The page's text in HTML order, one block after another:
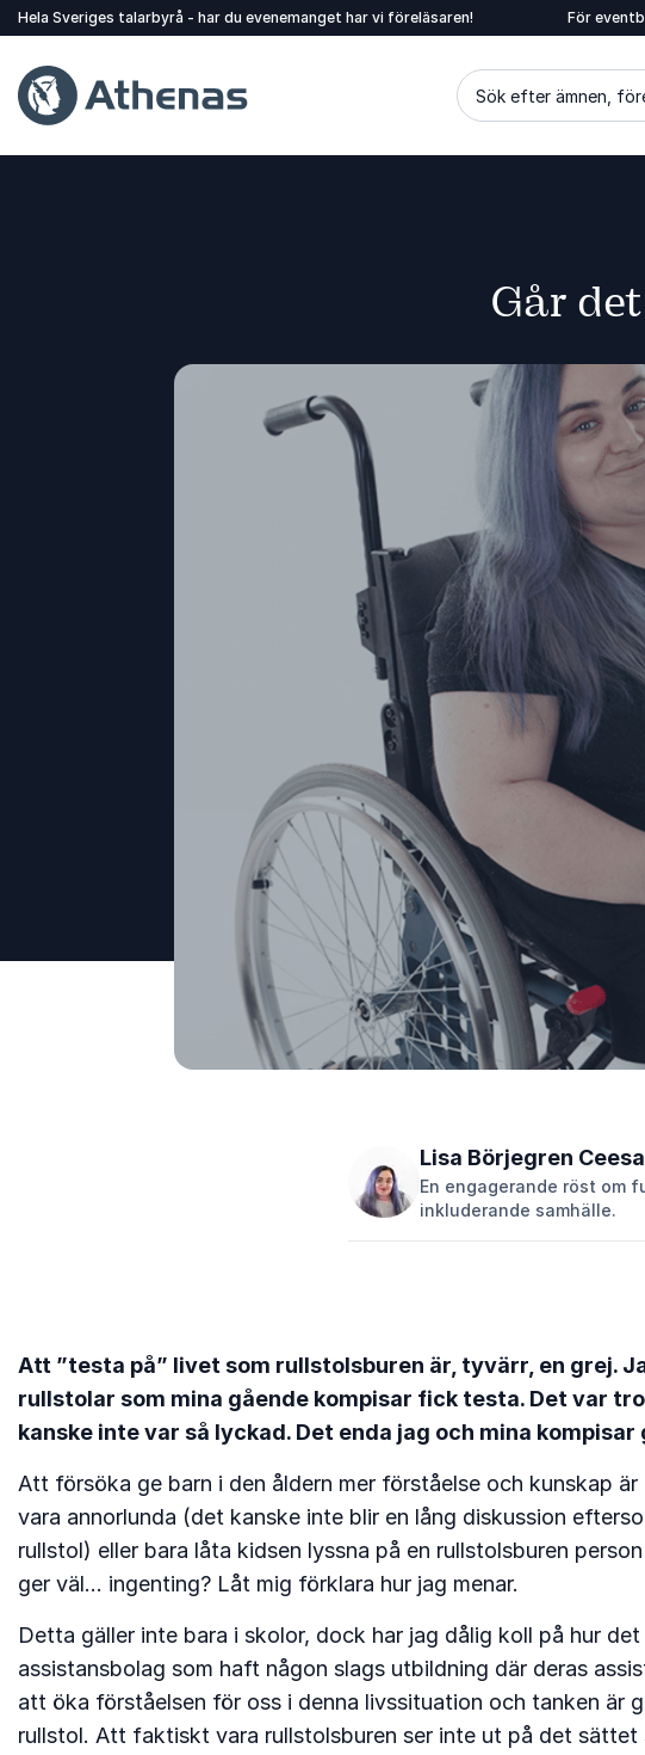
Hela Sveriges talarbyrå - har du evenemanget har vi föreläsaren! För
Sök efter ämnen,
Går
Lisa Börjegren
En engagerande röst om
inkluderande samhälle.
Att ”testa på” livet som rullstolsburen är, tyvärr, en grej.
rullstolar som mina gående kompisar fick testa. Det var
kanske inte var så lyckad. Det enda jag och mina
Att försöka ge barn i den åldern mer förståelse och kunskap
vara annorlunda (det kanske inte blir en lång diskussion
rullstol) eller bara låta kidsen lyssna på en rullstolsburen
ger väl… ingenting? Låt mig förklara hur jag menar.
Detta gäller inte bara i skolor, dock har jag dålig koll på hur
assistansbolag som haft någon slags utbildning där deras
att öka förståelsen för oss i denna livssituation och tanken är
rullstol. Att faktiskt vara rullstolsburen ser inte ut på det